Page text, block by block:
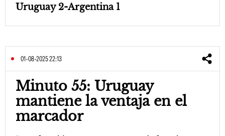
Uruguay 2-Argentina 1
01-08-2025 22:13
Minuto 55: Uruguay
mantiene la ventaja en el
marcador